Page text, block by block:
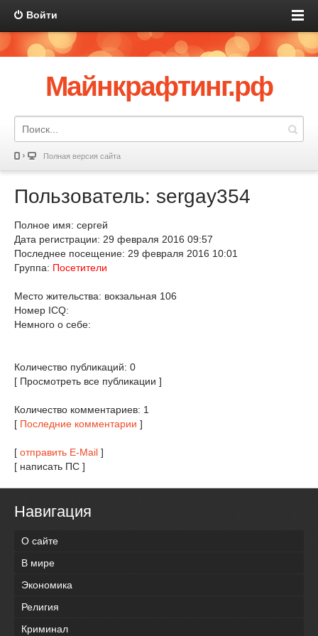
Войти
Майнкрафтинг.рф
Полная версия сайта
Пользователь: sergay354
Полное имя: сергей
Дата регистрации: 29 февраля 2016 09:57
Последнее посещение: 29 февраля 2016 10:01
Группа: Посетители
Место жительства: вокзальная 106
Номер ICQ:
Немного о себе:
Количество публикаций: 0
[ Просмотреть все публикации ]
Количество комментариев: 1
[ Последние комментарии ]
[ отправить E-Mail ]
[ написать ПС ]
Навигация
О сайте
В мире
Экономика
Религия
Криминал